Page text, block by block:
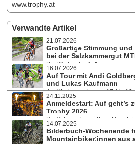
www.trophy.at
Verwandte Artikel
21.07.2026
Großartige Stimmung und
bei der Salzkammergut
Die 29. Trophy-Auflage
2026 über 4.200 Teilnehmer:innen aus 42
Mountainbike-Fest in und rund um Bad
der Extremdistanz in Rekordzeit zu seinem
16.07.2026
Auf Tour mit Andi
und Lukas Kaufmann
Am Wochenende vom 17. bis
Salzkammergut wieder ganz im Zeichen des
Parallel zu MTB- und Gravelmarathon bietet
an allen drei Tagen geführte eMTB-Touren an.
allen Bewerben noch möglich.
24.11.2025
Anmeldestart: Auf geht’s
Trophy 2026
Bei Österreichs größtem
Salzkammergut-Trophy vom 17. bis 19. Juli
UNESCO-Welterberegion Hallstatt–Dachstein/
zur Bike-Hochburg Österreichs.
14.07.2025
Bilderbuch-Wochenende
Mountainbiker:innen aus